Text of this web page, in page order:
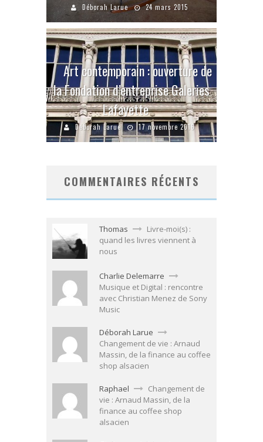
Déborah Larue 24 mars 2015
Art contemporain : ouverture de
la Fondation d’entreprise Galeries
Lafayette
Déborah Larue 17 novembre 2016
COMMENTAIRES RÉCENTS
Thomas
Livre-moi(s) :
quand les livres viennent à
nous
Charlie Delemarre
Musique et Digital : rencontre
avec Christian Menez de Sony
Music
Déborah Larue
Changement de vie : Arnaud
Massin, de la finance au coffee
shop alsacien
Raphael
Changement de
vie : Arnaud Massin, de la
finance au coffee shop
alsacien